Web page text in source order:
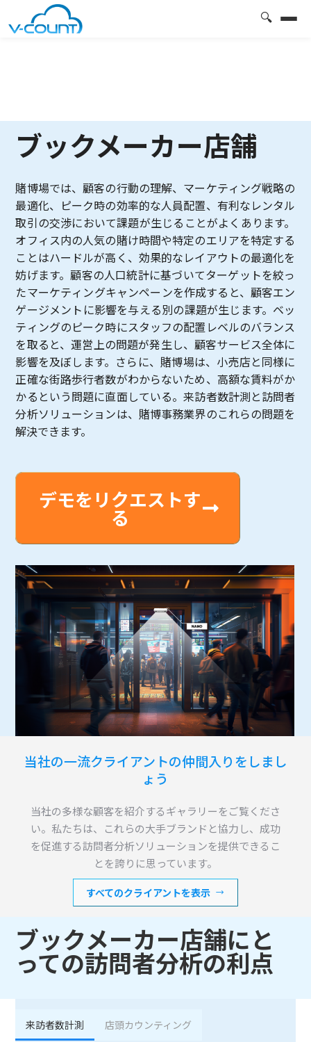
🔍
ブックメーカー店舗
賭博場では、顧客の行動の理解、マーケティング戦略の
最適化、ピーク時の効率的な人員配置、有利なレンタル
取引の交渉において課題が生じることがよくあります。
オフィス内の人気の賭け時間や特定のエリアを特定する
ことはハードルが高く、効果的なレイアウトの最適化を
妨げます。顧客の人口統計に基づいてターゲットを絞っ
たマーケティングキャンペーンを作成すると、顧客エン
ゲージメントに影響を与える別の課題が生じます。ベッ
ティングのピーク時にスタッフの配置レベルのバランス
を取ると、運営上の問題が発生し、顧客サービス全体に
影響を及ぼします。さらに、賭博場は、小売店と同様に
正確な街路歩行者数がわからないため、高額な賃料がか
かるという問題に直面している。来訪者数計測と訪問者
分析ソリューションは、賭博事務業界のこれらの問題を
解決できます。
デモをリクエストす
る
当社の一流クライアントの仲間入りをしまし
ょう
当社の多様な顧客を紹介するギャラリーをご覧くださ
い。私たちは、これらの大手ブランドと協力し、成功
を促進する訪問者分析ソリューションを提供できるこ
とを誇りに思っています。
すべてのクライアントを表示
ブックメーカー店舗にと
っての訪問者分析の利点
来訪者数計測 店頭カウンティング